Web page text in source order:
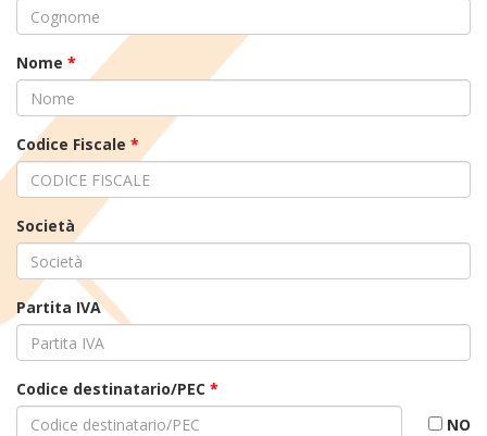
Nome *
Codice Fiscale *
Società
Partita IVA
Codice destinatario/PEC *
NO